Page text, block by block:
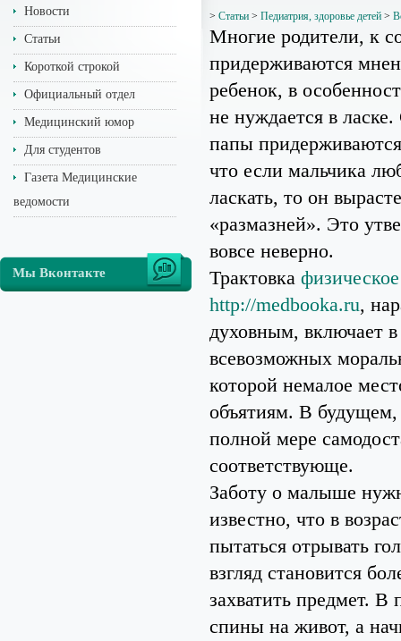
Новости
Статьи
Короткой строкой
Официальный отдел
Медицинский юмор
Для студентов
Газета Медицинские
ведомости
Мы Вконтакте
> Статьи > Педиатрия, здоровье детей >
Многие родители, к
придерживаются
ребенок, в
не нуждается в ласке.
папы
что если мальчика
ласкать, то он
«размазней». Это
вовсе неверно.
Трактовка
http://medbooka.ru,
духовным, включает
всевозможных
которой немалое
объятиям. В будущем,
полной мере
соответствующе.
Заботу о малыше
известно, что в
пытаться отрывать
взгляд становится
захватить предмет. В
спины на живот, а